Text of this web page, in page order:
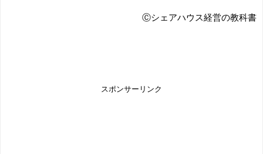
Ⓒシェアハウス経営の教科書
スポンサーリンク